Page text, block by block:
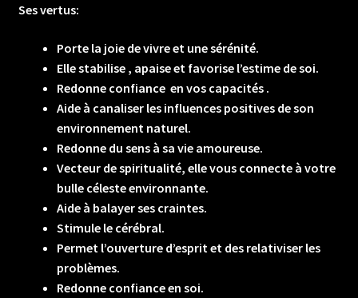
Ses vertus:
Porte la joie de vivre et une sérénité.
Elle stabilise , apaise et favorise l’estime de soi.
Redonne confiance en vos capacités .
Aide à canaliser les influences positives de son
environnement naturel.
Redonne du sens à sa vie amoureuse.
Vecteur de spiritualité, elle vous connecte à votre
bulle céleste environnante.
Aide à balayer ses craintes.
Stimule le cérébral.
Permet l’ouverture d’esprit et des relativiser les
problèmes.
Redonne confiance en soi.